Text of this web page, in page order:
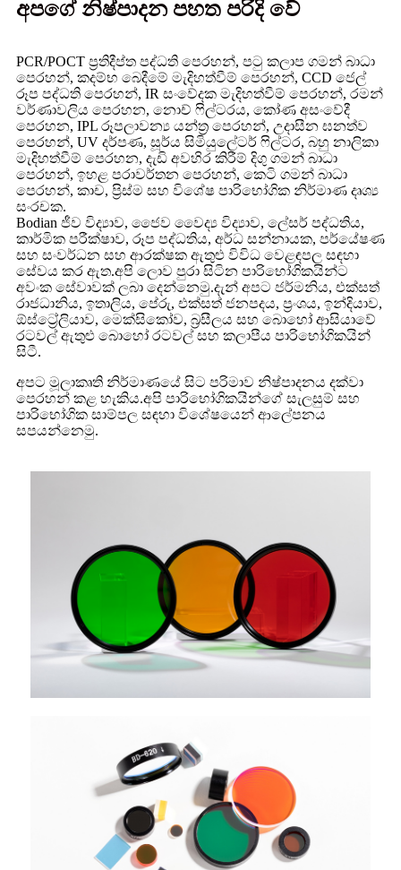
අපගේ නිෂ්පාදන පහත පරිදි වේ
PCR/POCT ප්‍රතිදීප්ත පද්ධති පෙරහන්, පටු කලාප ගමන් බාධා
පෙරහන්, කදම්භ බෙදීමේ මැදිහත්වීම් පෙරහන්, CCD ජෙල්
රූප පද්ධති පෙරහන්, IR සංවේදක මැදිහත්වීම් පෙරහන්, රමන්
වර්ණාවලිය පෙරහන, නොච් ෆිල්ටරය, කෝණ අසංවේදී
පෙරහන, IPL රූපලාවන්‍ය යන්ත්‍ර පෙරහන්, උදාසීන ඝනත්ව
පෙරහන්, UV දර්පණ, සූර්ය සිමියුලේටර් ෆිල්ටර, බහු නාලිකා
මැදිහත්වීම් පෙරහන, දැඩි අවහිර කිරීම් දිගු ගමන් බාධා
පෙරහන්, ඉහළ පරාවර්තන පෙරහන්, කෙටි ගමන් බාධා
පෙරහන්, කාච, ප්‍රිස්ම සහ විශේෂ පාරිභෝගික නිර්මාණ දෘශ්‍ය
සංරචක.
Bodian ජීව විද්‍යාව, ජෛව වෛද්‍ය විද්‍යාව, ලේසර් පද්ධතිය,
කාර්මික පරීක්ෂාව, රූප පද්ධතිය, අර්ධ සන්නායක, පර්යේෂණ
සහ සංවර්ධන සහ ආරක්ෂක ඇතුළු විවිධ වෙළඳපල සඳහා
සේවය කර ඇත.අපි ලොව පුරා සිටින පාරිභෝගිකයින්ට
අවංක සේවාවක් ලබා දෙන්නෙමු.දැන් අපට ජර්මනිය, එක්සත්
රාජධානිය, ඉතාලිය, පේරු, එක්සත් ජනපදය, ප්‍රංශය, ඉන්දියාව,
ඕස්ට්‍රේලියාව, මෙක්සිකෝව, බ්‍රසීලය සහ බොහෝ ආසියාවේ
රටවල් ඇතුළු බොහෝ රටවල් සහ කලාපීය පාරිභෝගිකයින්
සිටී.
අපට මූලාකෘති නිර්මාණයේ සිට පරිමාව නිෂ්පාදනය දක්වා
පෙරහන් කළ හැකිය.අපි පාරිභෝගිකයින්ගේ සැලසුම් සහ
පාරිභෝගික සාම්පල සඳහා විශේෂයෙන් ආලේපනය
සපයන්නෙමු.